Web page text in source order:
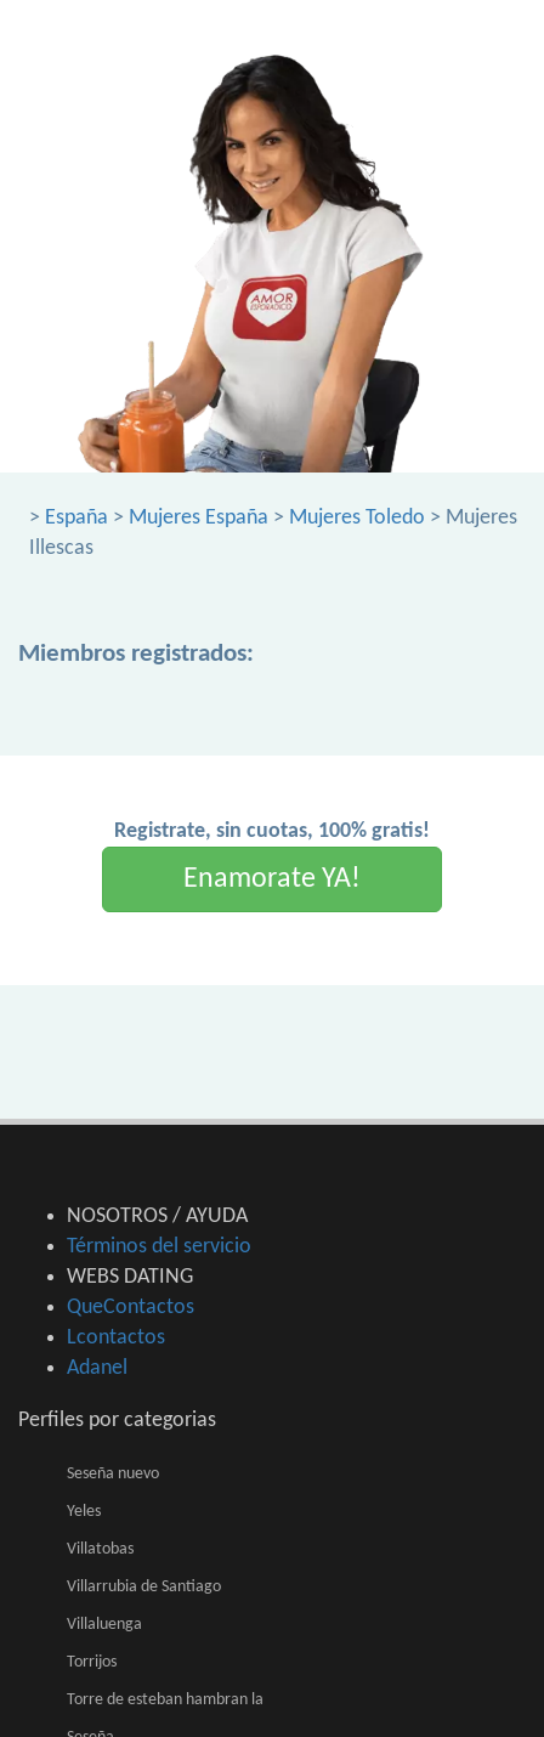
> España > Mujeres España > Mujeres Toledo > Mujeres
Illescas
Miembros registrados:
Registrate, sin cuotas, 100% gratis!
Enamorate YA!
NOSOTROS / AYUDA
Términos del servicio
WEBS DATING
QueContactos
Lcontactos
Adanel
Perfiles por categorias
Seseña nuevo
Yeles
Villatobas
Villarrubia de Santiago
Villaluenga
Torrijos
Torre de esteban hambran la